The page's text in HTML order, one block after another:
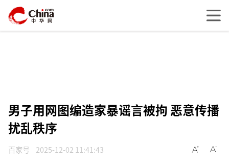
男子用网图编造家暴谣言被拘 恶意传播
扰乱秩序
百家号 2025-12-02 11:41:43